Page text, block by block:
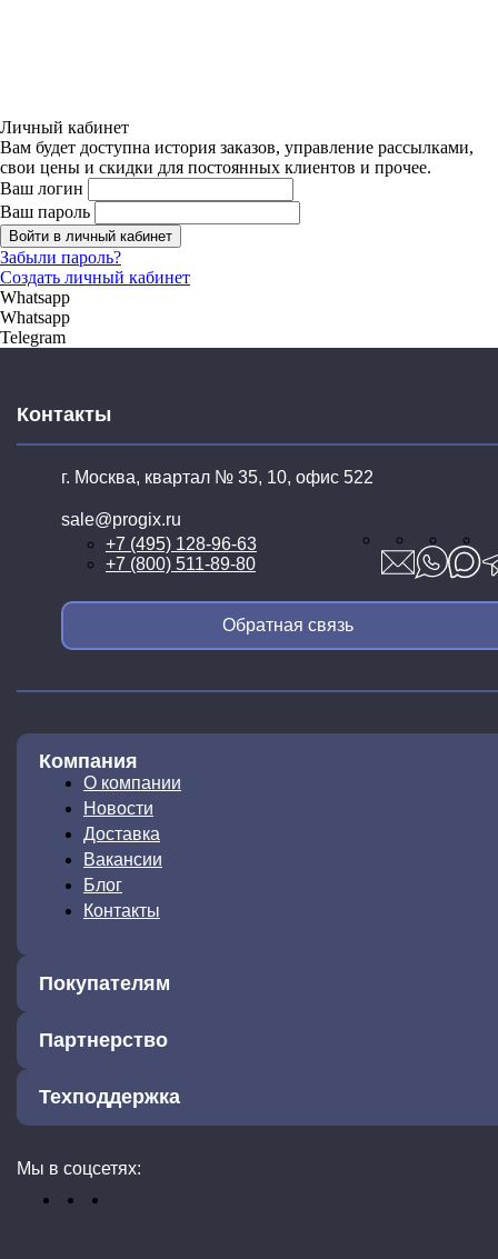
Контакты
г. Москва, квартал № 35, 10, офис 522
sale@progix.ru
+7 (495) 128-96-63
+7 (800) 511-89-80
Обратная связь
Компания
О компании
Новости
Доставка
Вакансии
Блог
Контакты
Покупателям
Партнерство
Техподдержка
Мы в соцсетях:
Личный кабинет
Вам будет доступна история заказов, управление рассылками,
свои цены и скидки для постоянных клиентов и прочее.
Ваш логин
Ваш пароль
Войти в личный кабинет
Забыли пароль?
Создать личный кабинет
Whatsapp
Whatsapp
Telegram